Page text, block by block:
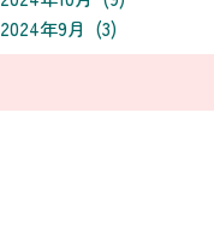
2024年9月 (3)